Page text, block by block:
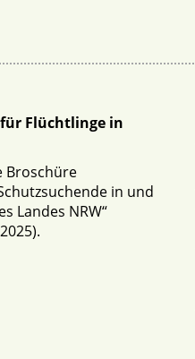
Flüchtlinge in
Broschüre
in und
Landes NRW“